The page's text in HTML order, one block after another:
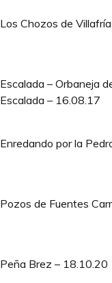
Los Chozos de
Escalada – Orbaneja
Escalada – 16.08.17
Enredando por la
Pozos de Fuentes
Peña Brez – 18.10.20